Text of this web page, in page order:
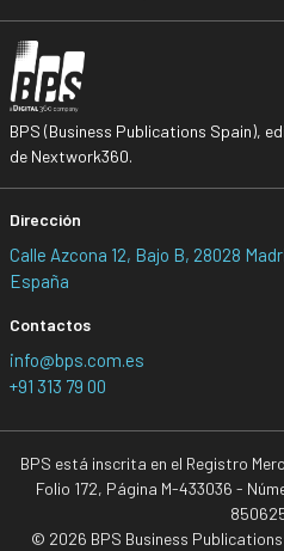
BPS (Business Publications Spain),
de Nextwork360.
Dirección
Calle Azcona 12, Bajo B, 28028
España
Contactos
info@bps.com.es
+91 313 79 00
BPS está inscrita en el Registro
Folio 172, Página M-433036 -
© 2026 BPS Business